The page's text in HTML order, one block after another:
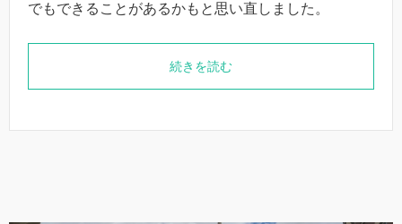
でもできることがあるかもと思い直しました。
続きを読む